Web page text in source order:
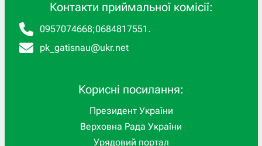
Контакти приймальної комісії:
0957074668;0684817551 .
pk_gatisnau@ukr.net
Корисні посилання:
Президент України
Верховна Рада України
Урядовий портал